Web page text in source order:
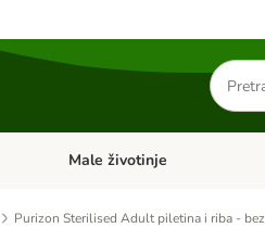
Traži
Pregled kategorija: Mačke
Male životinje
Purizon Sterilised Adult piletina i riba -